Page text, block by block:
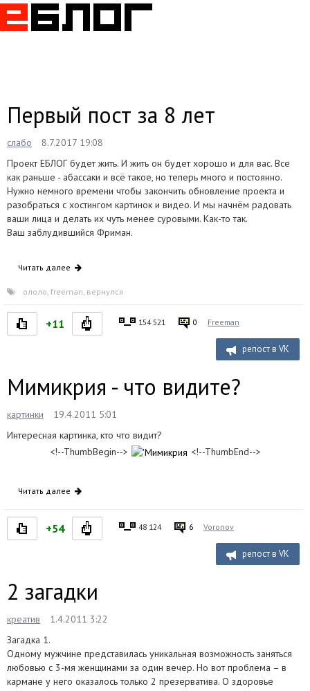
Первый пост за 8 лет
слабо
8.7.2017 19:08
Проект ЕБЛОГ будет жить. И жить он будет хорошо и для вас. Все
как раньше - абассаки и всё такое, но теперь много и постоянно.
Нужно немного времени чтобы закончить обновление проекта и
разобраться с хостингом картинок и видео. И мы начнём радовать
ваши лица и делать их чуть менее суровыми. Как-то так.
Ваш заблудившийся Фриман.
Читать далее
ололо, freeman, вернулся
+11 154 521 0 Freeman
репост в VK
Мимикрия - что видите?
картинки
19.4.2011 5:01
Интересная картинка, кто что видит?
<!--ThumbBegin-->
<!--ThumbEnd-->
Читать далее
+54 48 124 6 Voronov
репост в VK
2 загадки
креатив
1.4.2011 3:22
Загадка 1.
Одному мужчине представилась уникальная возможность заняться
любовью с 3-мя женщинами за один вечер. Но вот проблема – в
кармане у него оказалось только 2 презерватива. О здоровье